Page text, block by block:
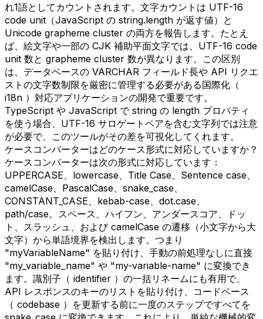
れ1語としてカウントされます。文字カウントは UTF-16
code unit（JavaScript の string.length が返す値）と
Unicode grapheme cluster の両方を報告します。たとえ
ば、絵文字や一部の CJK 補助平面文字では、UTF-16 code
unit 数と grapheme cluster 数が異なります。この区別
は、データベースの VARCHAR フィールド長や API リクエ
ストの文字数制限を厳密に管理する必要がある国際化（
i18n ）対応アプリケーションの開発で重要です。
TypeScript や JavaScript で string の length プロパティ
を使う場合、UTF-16 サロゲートペアを含む文字列では注意
が必要で、このツールがその差を可視化してくれます。
ケースコンバーターはどのケース形式に対応していますか？
ケースコンバーターは次の形式に対応しています：
UPPERCASE、lowercase、Title Case、Sentence case、
camelCase、PascalCase、snake_case、
CONSTANT_CASE、kebab-case、dot.case、
path/case。スペース、ハイフン、アンダースコア、ドッ
ト、スラッシュ、および camelCase の遷移（小文字から大
文字）から単語境界を検出します。つまり
"myVariableName" を貼り付け、手動の前処理なしに直接
"my_variable_name" や "my-variable-name" に変換でき
ます。識別子（ identifier ）の一括リネームにも有用で、
API レスポンスのキーのリストを貼り付け、コードベース
（ codebase ）を更新する前に一度のステップですべてを